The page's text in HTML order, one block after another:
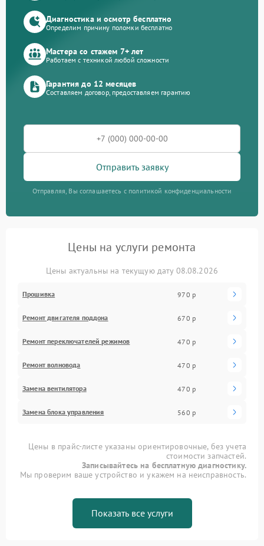
Диагностика и осмотр бесплатно
Определим причину поломки бесплатно
Мастера со стажем 7+ лет
Работаем с техникой любой сложности
Гарантия до 12 месяцев
Составляем договор, предоставляем гарантию
Отправить заявку
Отправляя, Вы соглашаетесь с политикой конфиденциальности
Цены на услуги ремонта
Цены актуальны на текущую дату 08.08.2026
Прошивка 970 р
Ремонт двигателя поддона 670 р
Ремонт переключателей режимов 470 р
Ремонт волновода 470 р
Замена вентилятора 470 р
Замена блока управления 560 р
Цены в прайс-листе указаны ориентировочные, без учета
стоимости запчастей.
Записывайтесь на бесплатную диагностику.
Мы проверим ваше устройство и укажем на неисправность.
Показать все услуги